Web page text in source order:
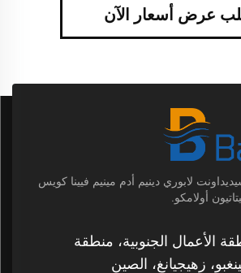
عرض أسعار الآن
لابوري دينيم أدم مينيم فيينا كويس
أولامكو.
الأعمال الجنوبية، منطقة
زهيجيانغ، الصين